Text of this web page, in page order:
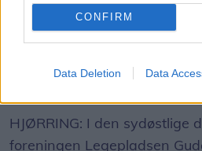
CONFIRM
Data Deletion Data
tid, hvor både mænd,
strikkede side om side.
Besøgende kan også møde
Thomas Pilgård, der viser
omkring 800 får.
Lokalredaktionen
Følg os på
HJØRRING: I den sydøstlige
foreningen Legepladsen